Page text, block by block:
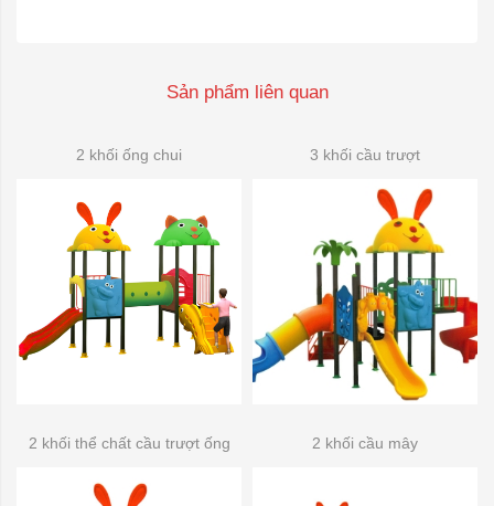
Sản phẩm liên quan
2 khối ống chui 3 khối cầu trượt
2 khối thể chất cầu trượt ống 2 khối cầu mây